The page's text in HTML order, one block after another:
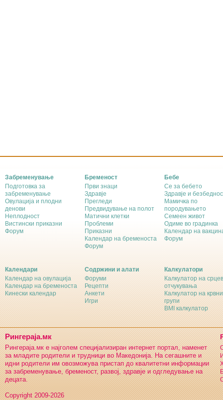
Забременување
Подготовка за
забременување
Овулација и плодни
денови
Неплодност
Вистински приказни
Форум
Бременост
Први знаци
Здравје
Прегледи
Предвидување на полот
Матични клетки
Проблеми
Приказни
Календар на бременоста
Форум
Бебе
Се за бебето
Здравје и
Мамичка по
породувањето
Семеен живот
Одиме во градинка
Календар на
Форум
Календари
Календар на овулација
Календар на бременоста
Кинески календар
Содржини и алати
Форуми
Рецепти
Анкети
Игри
Калкулатори
Калкулатор на
отчукувања
Калкулатор на крвни
групи
BMI калкулатор
Рингераја.мк
Рингераја.мк е најголем специјализиран интернет портал, наменет
за младите родители и трудници во Македонија. На сегашните и
идни родители им овозможува пристап до квалитетни информации
за забременување, бременост, развој, здравје и одгледување на
децата.
Copyright 2009-2026